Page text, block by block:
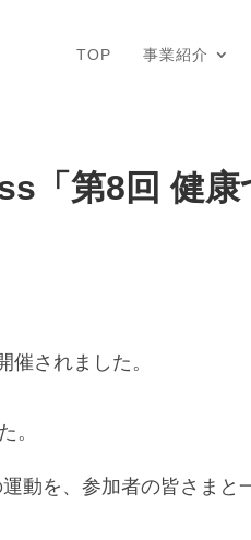
TOP 事業紹介
「第8回 健康
されました。
。
動を、参加者の皆さまと